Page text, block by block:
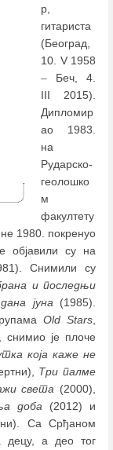
р,
гитариста
(Београд,
10. V 1958
– Беч, 4.
III 2015).
Дипломир
ао 1983.
на
Рударско-
геолошко
м
факултету
1980. покренуо
објавили су на
Снимили су
и последњи
јуна(1985).
Old Stars,
, снимио је плоче
која каже не
Три палме
света (2000),
доба(2012) и
Са Срђаном
децу, а део тог